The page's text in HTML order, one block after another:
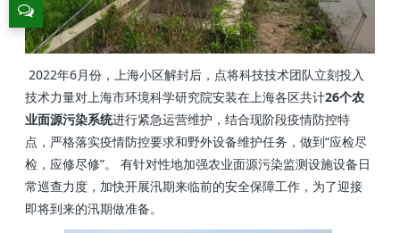
2022年6月份，上海小区解封后，点将科技技术团队立刻投入
技术力量对上海市环境科学研究院安装在上海各区共计26个农
业面源污染系统进行紧急运营维护，结合现阶段疫情防控特
点，严格落实疫情防控要求和野外设备维护任务，做到“应检尽
检，应修尽修”。 有针对性地加强农业面源污染监测设施设备日
常巡查力度，加快开展汛期来临前的安全保障工作，为了迎接
即将到来的汛期做准备。